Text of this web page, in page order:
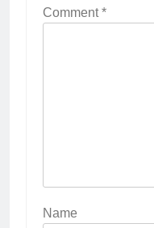
Comment*
Name